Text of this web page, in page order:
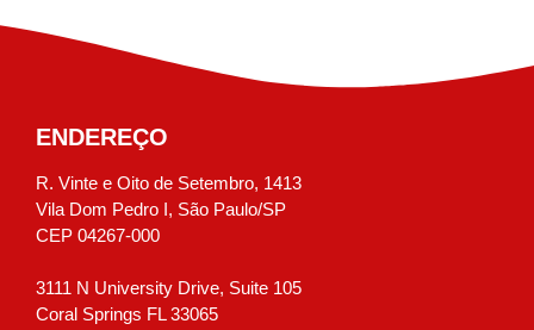
ENDEREÇO
R. Vinte e Oito de Setembro, 1413
Vila Dom Pedro I, São Paulo/SP
CEP 04267-000
3111 N University Drive, Suite 105
Coral Springs FL 33065